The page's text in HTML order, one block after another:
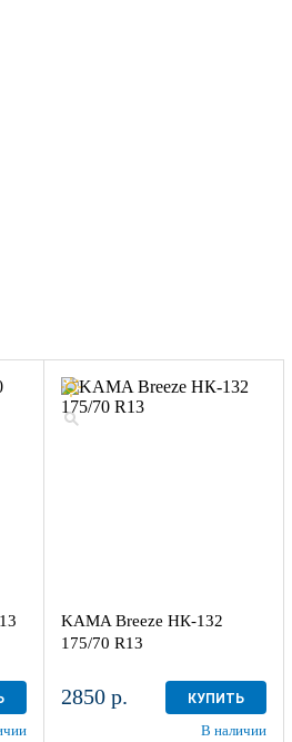
KAMA Breeze НК-132
175/70 R13
2850 р. КУПИТЬ
В наличии